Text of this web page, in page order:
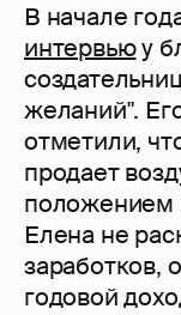
В начале
интервьюу
желаний".
отметили,
продает
положением
Елена не
заработков,
годовой